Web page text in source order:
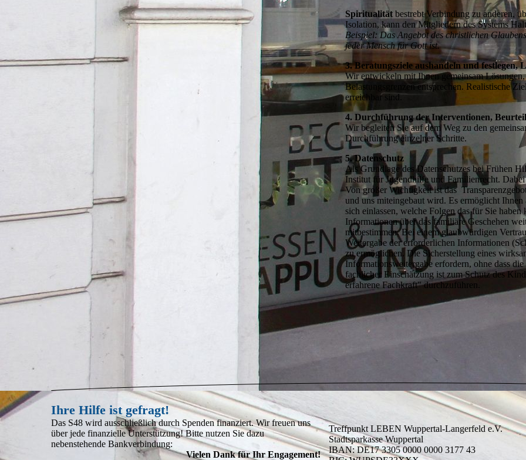
Spiritualität bestrebt Verbindung zu anderen,
Isolation, kann den Mitgliedern des Systems
Beispiel: Das Angebot des christlichen
jeder Mensch für Gott ist.
3. Beratungsziele aushandeln und
Wir entwickeln mit Ihnen gemeinsam
Belastungsgrenzen entsprechen. Realistische
erreichbar sind.
4. Durchführung der Interventionen,
Wir begleiten Sie auf dem Weg zu den
Durchführung einzelner Schritte.
5. Datenschutz
Als Grundlage des Datenschutzes bei Frühen
Institut für Jugendhilfe und Familienrecht.
Von großer Wichtigkeit ist das
und uns miteingebaut wird. Es ermöglicht
sich einlassen, welche Folgen das für Sie
Informationen über das familiäre Geschehen
mitbestimmen. Bei einem glaubwürdigen
Weitergabe der erforderlichen Informationen
zu ermöglichen. Die Sicherstellung eines
Informationsweitergabe erfordern, ohne dass
fachlicher Einschätzung ist zum Schutz des
erfahrene Fachkraft" durchzuführen.
Ihre Hilfe ist gefragt!
Das S48 wird ausschließlich durch Spenden finanziert. Wir freuen uns
über jede finanzielle Unterstützung! Bitte nutzen Sie dazu
nebenstehende Bankverbindung:
Vielen Dank für Ihr Engagement!
Treffpunkt LEBEN Wuppertal-Langerfeld e.V.
Stadtsparkasse Wuppertal
IBAN: DE17 3305 0000 0000 3177 43